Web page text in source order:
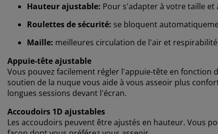
Hauteur ajustable: Pour s'adapter à votre taille et
Roulettes de sécurité: se bloquent
Maille: meilleures circulation de l'air et respirabilité
Appuie-tête ajustable
Vous pouvez facilement régler l'appuie-tête en fonction
soutien de la nuque vous aide à vous asseoir plus
longues sessions devant l'écran.
Accoudoirs 1D ajustables
Les accoudoirs peuvent être ajustés en hauteur. Vous